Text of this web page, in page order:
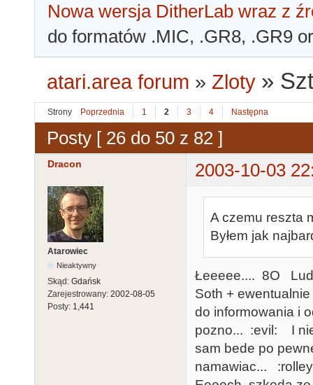
Nowa wersja DitherLab wraz z
do formatów .MIC, .GR8, .GR9
atari.area forum » Zloty »
Strony Poprzednia 1 2 3 4 Następna
Posty [ 26 do 50 z 82 ]
Dracon 2003-10-03
Atarowiec
Nieaktywny
Skąd: Gdańsk
Zarejestrowany: 2002-08-05
Posty: 1,441
A czemu reszta
Byłem jak
Łeeeee.... 8O
Soth +
do informowania i
pozno... :evil: I
sam bede po
namawiac...